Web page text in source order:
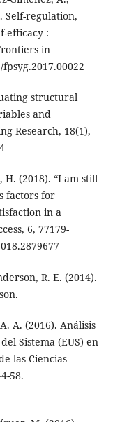
Self-regulation,
efficacy :
in
structural
and
Research, 18(1),
H. (2018). “I am still
factors for
in a
6, 77179-
R. E. (2014).
A. (2016). Análisis
Sistema (EUS) en
las Ciencias
58.